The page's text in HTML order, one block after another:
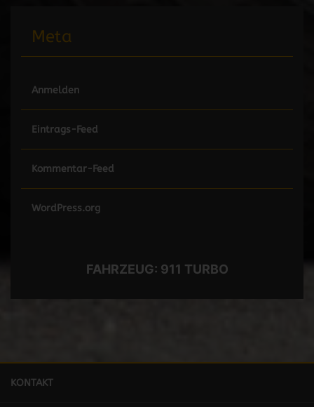
Meta
Anmelden
Eintrags-Feed
Kommentar-Feed
WordPress.org
FAHRZEUG: 911 TURBO
KONTAKT